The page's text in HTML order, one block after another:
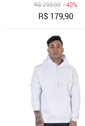
R$299,90 - 40%
R$ 179,90